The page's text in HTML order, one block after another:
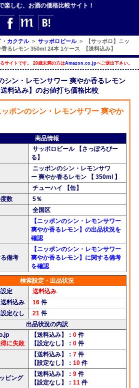
価格比較サイト！
検索
ー】
ンル
クテル
割り
・カクテル > サッポロビール >
【サッポロ】ニッ
るレモン 350ml 24本 1ケース 【送料込み】
サイトです。 20歳未満の方はAmazon.co.jpへご退出下さい。
シン・レモンサワー 爽やか香るレモン
料込み】のお値打ち価格比較
ッポンのシン・レモンサワー 爽やか
商品情報
サッポロビール 【さっぽろびー
る】
ニッポンのシン・レモンサワ
ー 爽やか香るレモン 【 350ml 】
チューハイ 【缶】
数
5％
全国区
【ニッポンのシン・レモンサワー
爽やか香るレモン】の出品状況を
確認
備考
【ニッポンのシン・レモンサワー
爽やか香るレモン】に関する備考
を確認
検索設定・出品状況
定
送料込み
料込み
16 件
定なし
21 件
出品状況の内訳
に失敗
【送料込み】： 0 件
【設定なし】： 0 件
【送料込み】： 7 件
【設定なし】： 10 件
ピング
【送料込み】： 9 件
【設定なし】： 11 件